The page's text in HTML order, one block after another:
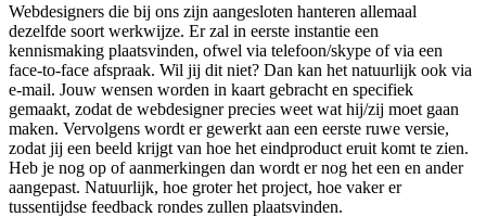
Webdesigners die bij ons zijn aangesloten hanteren allemaal
dezelfde soort werkwijze. Er zal in eerste instantie een
kennismaking plaatsvinden, ofwel via telefoon/skype of via een
face-to-face afspraak. Wil jij dit niet? Dan kan het natuurlijk ook via
e-mail. Jouw wensen worden in kaart gebracht en specifiek
gemaakt, zodat de webdesigner precies weet wat hij/zij moet gaan
maken. Vervolgens wordt er gewerkt aan een eerste ruwe versie,
zodat jij een beeld krijgt van hoe het eindproduct eruit komt te zien.
Heb je nog op of aanmerkingen dan wordt er nog het een en ander
aangepast. Natuurlijk, hoe groter het project, hoe vaker er
tussentijdse feedback rondes zullen plaatsvinden.